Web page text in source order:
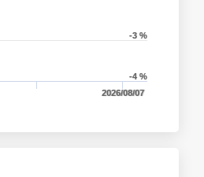
2026/08/07
-4 %
-3 %